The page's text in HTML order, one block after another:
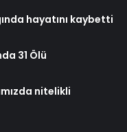
hayatını kaybetti
31 Ölü
nitelikli